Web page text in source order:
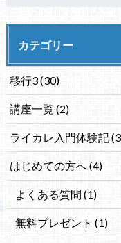
カテゴリー
移行3(30)
講座一覧 (2)
ライカレ入門体験記
はじめての方へ(4)
よくある質問 (1)
無料プレゼント (1)